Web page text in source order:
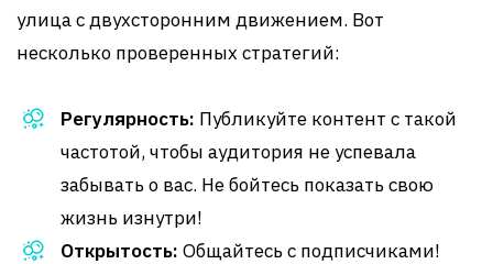
улица с двухсторонним движением. Вот
несколько проверенных стратегий:
Регулярность: Публикуйте контент с такой
частотой, чтобы аудитория не успевала
забывать о вас. Не бойтесь показать свою
жизнь изнутри!
Открытость: Общайтесь с подписчиками!